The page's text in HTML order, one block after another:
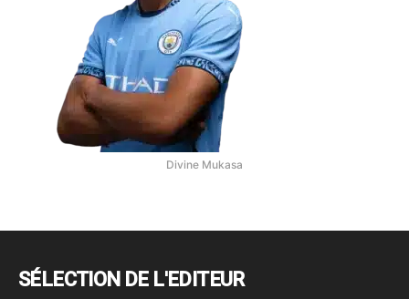
Divine Mukasa
SÉLECTION DE L'EDITEUR